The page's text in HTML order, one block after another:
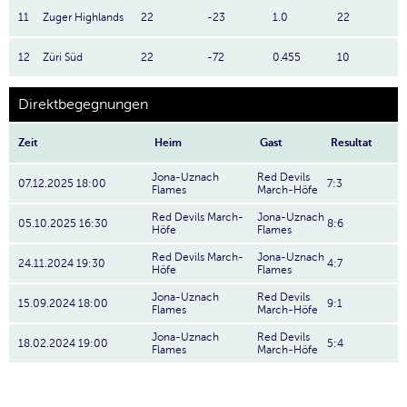
11 Zuger Highlands 22 -23 1.0 22
12 Züri Süd 22 -72 0.455 10
Direktbegegnungen
Zeit Heim Gast Resultat
07.12.2025 18:00
Jona-Uznach
Flames
Red Devils
March-Höfe
7:3
05.10.2025 16:30
Red Devils March-
Höfe
Jona-Uznach
Flames
8:6
24.11.2024 19:30
Red Devils March-
Höfe
Jona-Uznach
Flames
4:7
15.09.2024 18:00
Jona-Uznach
Flames
Red Devils
March-Höfe
9:1
18.02.2024 19:00
Jona-Uznach
Flames
Red Devils
March-Höfe
5:4